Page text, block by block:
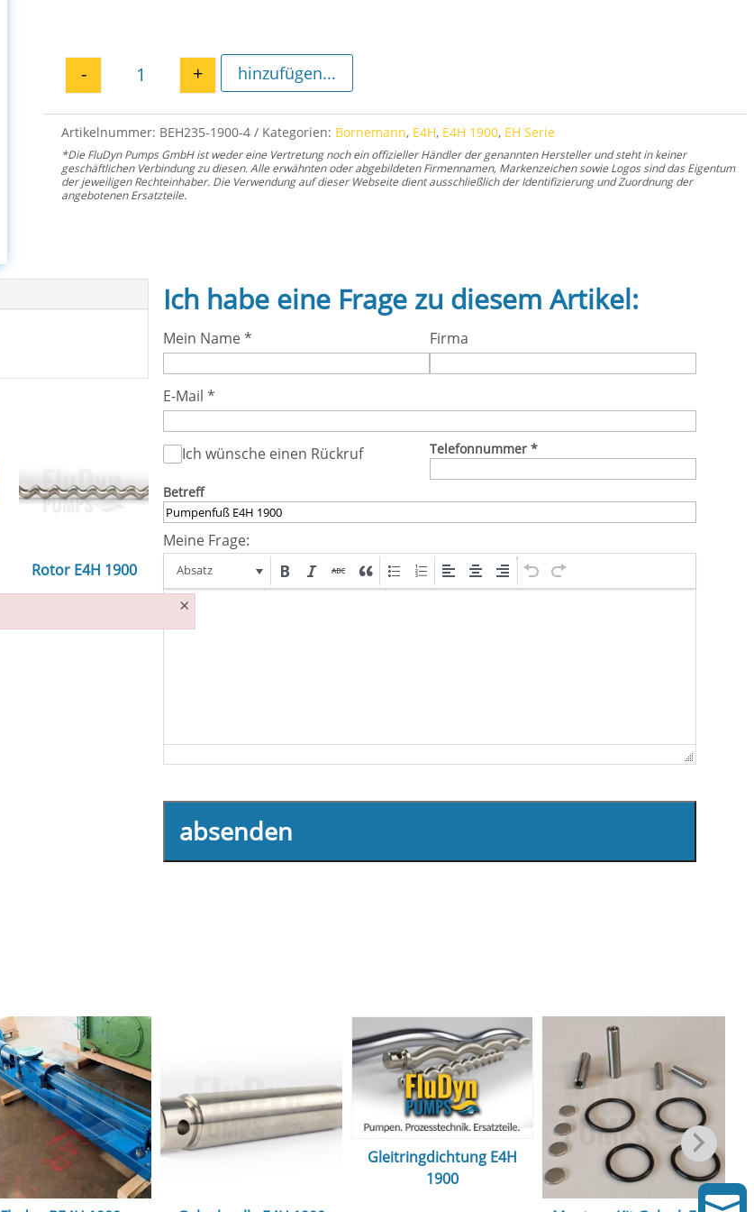
Pumpenfuß E4H 1900 Menge
- + hinzufügen...
Artikelnummer: BEH235-1900-4 Kategorien: Bornemann, E4H, E4H 1900, EH Serie
*Die FluDyn Pumps GmbH ist weder eine Vertretung noch ein offizieller Händler der genannten Hersteller und steht in keiner
geschäftlichen Verbindung zu diesen. Alle erwähnten oder abgebildeten Firmennamen, Markenzeichen sowie Logos sind das Eigentum
der jeweiligen Rechteinhaber. Die Verwendung auf dieser Webseite dient ausschließlich der Identifizierung und Zuordnung der
angebotenen Ersatzteile.
Rotor E4H 1900
Ich habe eine Frage zu diesem Artikel:
Mein Name* Firma
E-Mail *
Ich wünsche einen Rückruf Telefonnummer *
Betreff
Meine Frage:
Absatz
absenden
Gleitringdichtung E4H
1900
×